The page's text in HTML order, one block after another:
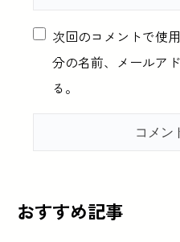
次回のコメントで使
分の名前、メールア
る。
おすすめ記事